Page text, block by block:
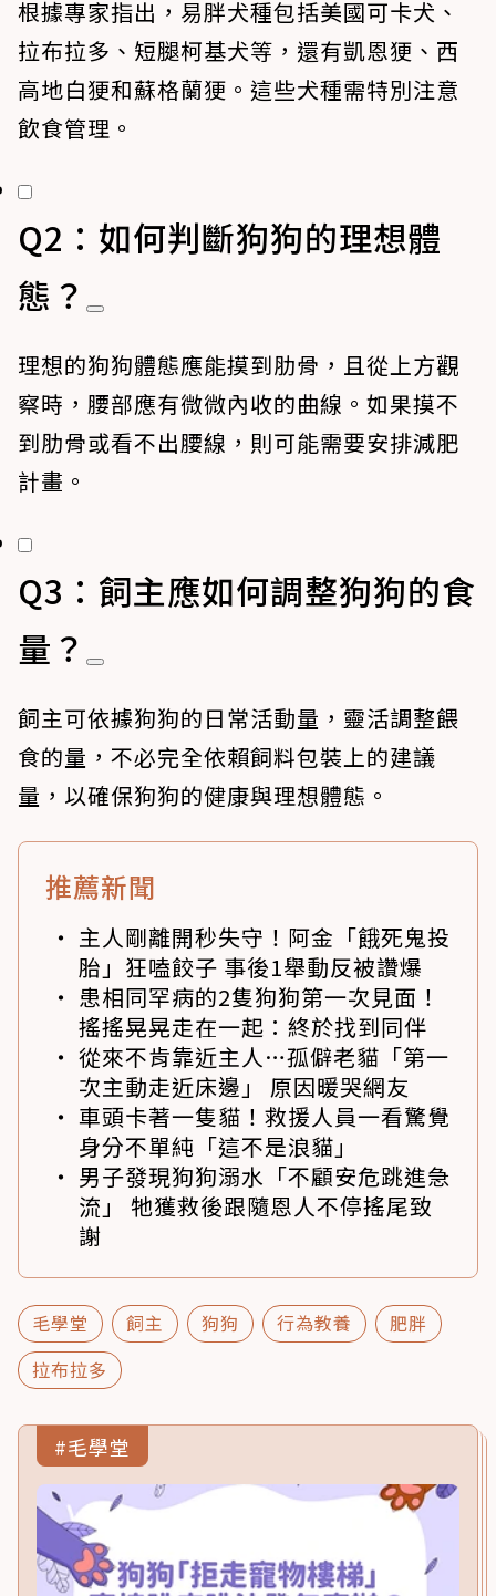
根據專家指出，易胖犬種包括美國可卡犬、
拉布拉多、短腿柯基犬等，還有凱恩㹴、西
高地白㹴和蘇格蘭㹴。這些犬種需特別注意
飲食管理。
Q2：如何判斷狗狗的理想體
態？
理想的狗狗體態應能摸到肋骨，且從上方觀
察時，腰部應有微微內收的曲線。如果摸不
到肋骨或看不出腰線，則可能需要安排減肥
計畫。
Q3：飼主應如何調整狗狗的食
量？
飼主可依據狗狗的日常活動量，靈活調整餵
食的量，不必完全依賴飼料包裝上的建議
量，以確保狗狗的健康與理想體態。
推薦新聞
主人剛離開秒失守！阿金「餓死鬼投
胎」狂嗑餃子 事後1舉動反被讚爆
患相同罕病的2隻狗狗第一次見面！
搖搖晃晃走在一起：終於找到同伴
從來不肯靠近主人…孤僻老貓「第一
次主動走近床邊」 原因暖哭網友
車頭卡著一隻貓！救援人員一看驚覺
身分不單純「這不是浪貓」
男子發現狗狗溺水「不顧安危跳進急
流」 牠獲救後跟隨恩人不停搖尾致
謝
毛學堂 飼主 狗狗 行為教養
肥胖
拉布拉多
#毛學堂